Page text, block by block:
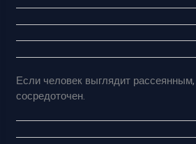
Если человек выглядит
сосредоточен.